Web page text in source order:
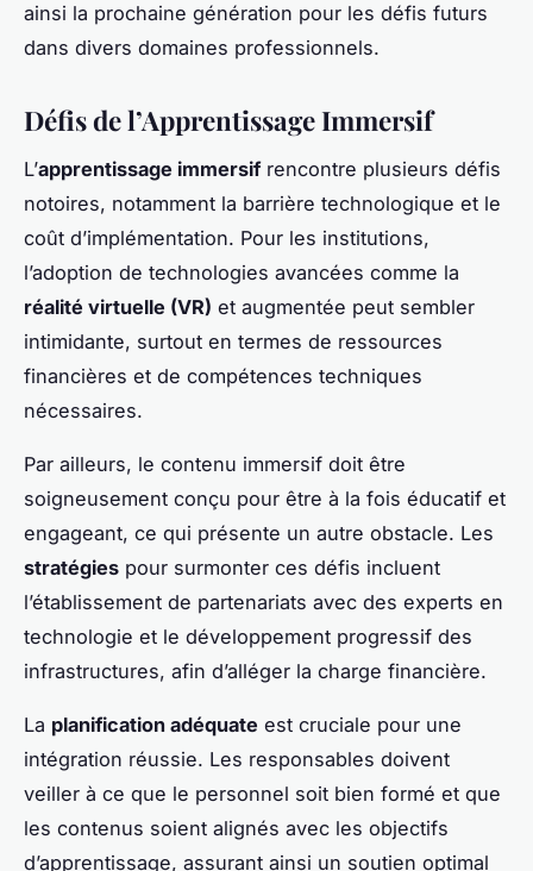
ainsi la prochaine génération pour les défis futurs
dans divers domaines professionnels.
Défis de l’Apprentissage Immersif
L’apprentissage immersifrencontre plusieurs défis
notoires, notamment la barrière technologique et le
coût d’implémentation. Pour les institutions,
l’adoption de technologies avancées comme la
réalité virtuelle (VR) et augmentée peut sembler
intimidante, surtout en termes de ressources
financières et de compétences techniques
nécessaires.
Par ailleurs, le contenu immersif doit être
soigneusement conçu pour être à la fois éducatif et
engageant, ce qui présente un autre obstacle. Les
stratégies pour surmonter ces défis incluent
l’établissement de partenariats avec des experts en
technologie et le développement progressif des
infrastructures, afin d’alléger la charge financière.
La planification adéquate est cruciale pour une
intégration réussie. Les responsables doivent
veiller à ce que le personnel soit bien formé et que
les contenus soient alignés avec les objectifs
d’apprentissage, assurant ainsi un soutien optimal